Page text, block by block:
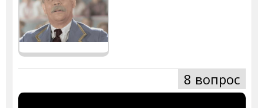
8 вопрос